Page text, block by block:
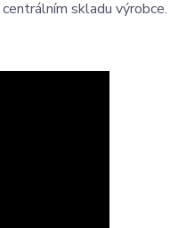
skladu výrobce.